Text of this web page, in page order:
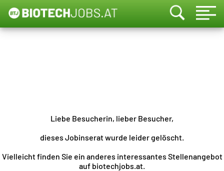
Liebe Besucherin, lieber Besucher,
dieses Jobinserat wurde leider gelöscht.
Vielleicht finden Sie ein anderes interessantes Stellenangebot
auf biotechjobs.at.